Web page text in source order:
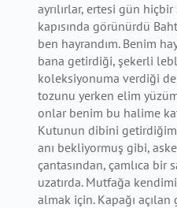
ayrılırlar, ertesi gün
kapısında görünürdü
ben hayrandım. Benim
bana getirdiği, şekerli
koleksiyonuma verdiği
tozunu yerken elim
onlar benim bu halime
Kutunun dibini
anı bekliyormuş gibi,
çantasından, çamlıca bir
uzatırda. Mutfağa
almak için. Kapağı